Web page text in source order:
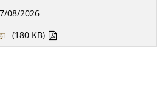
08/2026
(180 KB)